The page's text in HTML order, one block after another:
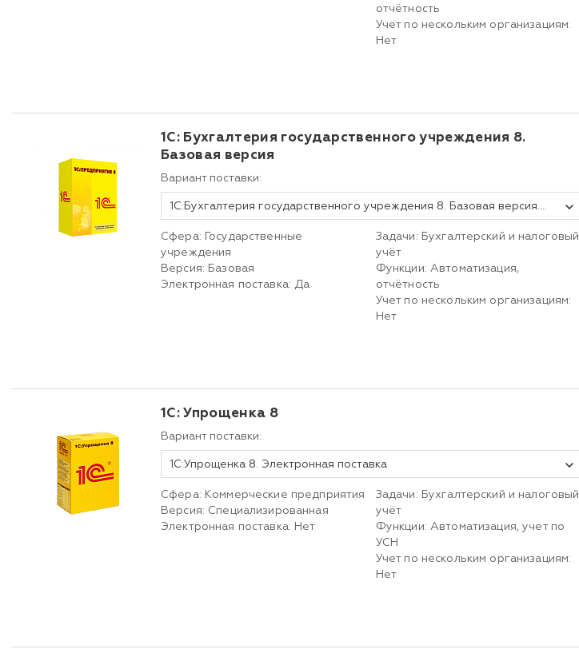
отчётность
Учет по нескольким организациям:
Нет
1С: Бухгалтерия государственного учреждения 8.
Базовая версия
Вариант поставки:
1С:Бухгалтерия государственного учреждения 8. Базовая версия. Электронная поставка
Сфера: Государственные
учреждения
Версия: Базовая
Электронная поставка: Да
Задачи: Бухгалтерский и налоговый
учёт
Функции: Автоматизация,
отчётность
Учет по нескольким организациям:
Нет
1С: Упрощенка 8
Вариант поставки:
1С:Упрощенка 8. Электронная поставка
Сфера: Коммерческие предприятия
Версия: Специализированная
Электронная поставка: Нет
Задачи: Бухгалтерский и налоговый
учёт
Функции: Автоматизация, учет по
УСН
Учет по нескольким организациям:
Нет